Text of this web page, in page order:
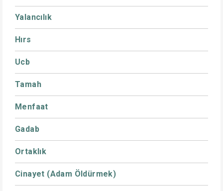
Yalancılık
Hırs
Ucb
Tamah
Menfaat
Gadab
Ortaklık
Cinayet (Adam Öldürmek)